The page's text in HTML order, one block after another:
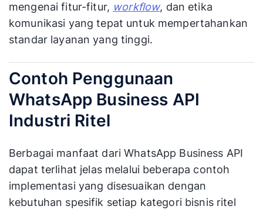
mengenai fitur-fitur, workflow, dan etika
komunikasi yang tepat untuk mempertahankan
standar layanan yang tinggi.
Contoh Penggunaan
WhatsApp Business API
Industri Ritel
Berbagai manfaat dari WhatsApp Business API
dapat terlihat jelas melalui beberapa contoh
implementasi yang disesuaikan dengan
kebutuhan spesifik setiap kategori bisnis ritel